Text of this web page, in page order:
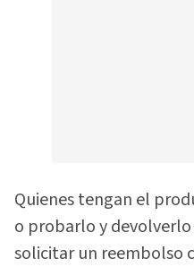
Quienes tengan el
o probarlo y
solicitar un reembolso